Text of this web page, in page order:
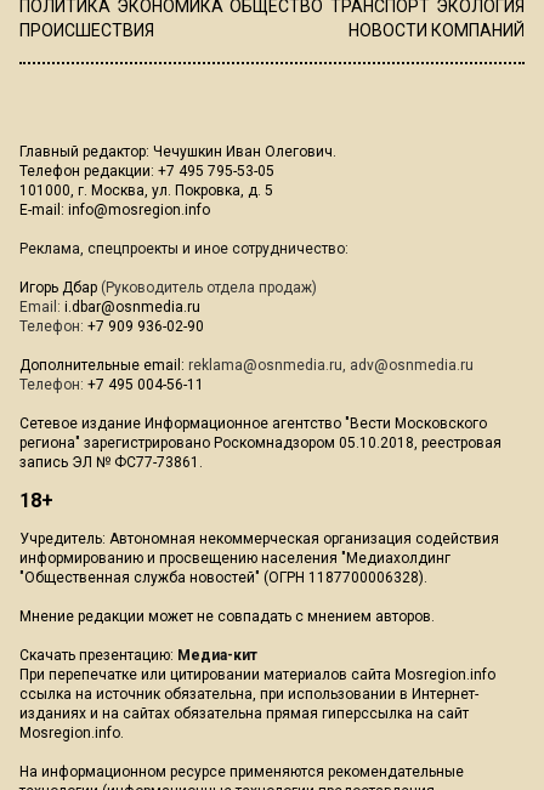
ПОЛИТИКА ЭКОНОМИКА ОБЩЕСТВО ТРАНСПОРТ ЭКОЛОГИЯ
ПРОИСШЕСТВИЯ
НОВОСТИ КОМПАНИЙ
Главный редактор: Чечушкин Иван Олегович.
Телефон редакции: +7 495 795-53-05
101000, г. Москва, ул. Покровка, д. 5
E-mail: info@mosregion.info
Реклама, спецпроекты и иное сотрудничество:
Игорь Дбар (Руководитель отдела продаж)
Email: i.dbar@osnmedia.ru
Телефон: +7 909 936-02-90
Дополнительные email: reklama@osnmedia.ru, adv@osnmedia.ru
Телефон: +7 495 004-56-11
Сетевое издание Информационное агентство "Вести Московского
региона" зарегистрировано Роскомнадзором 05.10.2018, реестровая
запись ЭЛ № ФС77-73861.
18+
Учредитель: Автономная некоммерческая организация содействия
информированию и просвещению населения "Медиахолдинг
"Общественная служба новостей" (ОГРН 1187700006328).
Мнение редакции может не совпадать с мнением авторов.
Скачать презентацию: Медиа-кит
При перепечатке или цитировании материалов сайта Mosregion.info
ссылка на источник обязательна, при использовании в Интернет-
изданиях и на сайтах обязательна прямая гиперссылка на сайт
Mosregion.info.
На информационном ресурсе применяются рекомендательные